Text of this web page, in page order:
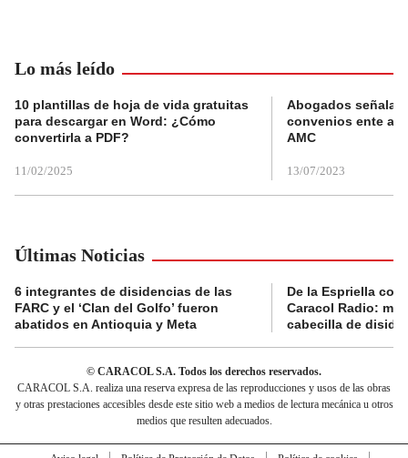
Lo más leído
10 plantillas de hoja de vida gratuitas
para descargar en Word: ¿Cómo
convertirla a PDF?
11/02/2025
Abogados
convenios ente
AMC
13/07/2023
Últimas Noticias
6 integrantes de disidencias de las
FARC y el ‘Clan del Golfo’ fueron
abatidos en Antioquia y Meta
De la Espriella
Caracol Radio:
cabecilla de
© CARACOL S.A. Todos los derechos reservados.
CARACOL S.A. realiza una reserva expresa de las reproducciones y usos de las obras
y otras prestaciones accesibles desde este sitio web a medios de lectura mecánica u otros
medios que resulten adecuados.